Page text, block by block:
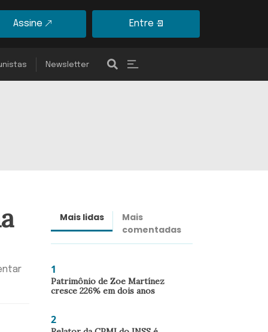
Assine Entre
Newsletter
Mais lidas
Mais
comentadas
1
Patrimônio de Zoe Martínez
cresce 226% em dois anos
2